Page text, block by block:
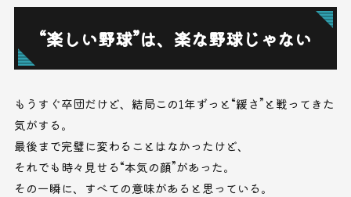
“楽しい野球”は、楽な野球じゃない
もうすぐ卒団だけど、結局この1年ずっと“緩さ”と戦ってきた
気がする。
最後まで完璧に変わることはなかったけど、
それでも時々見せる“本気の顔”があった。
その一瞬に、すべての意味があると思っている。